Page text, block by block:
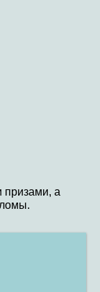
призами, а